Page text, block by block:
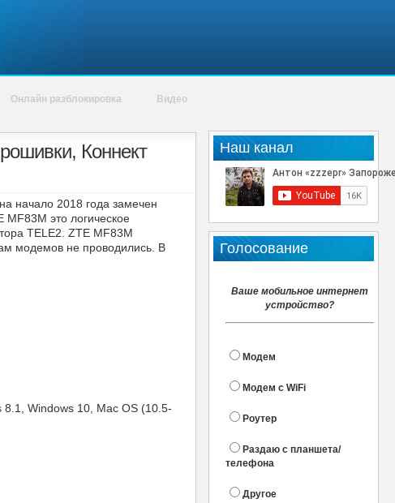
Онлайн разблокировка Видео
Наш канал
Голосование
Ваше мобильное интернет
устройство?
Модем
Модем с WiFi
Роутер
Раздаю с планшета/
телефона
Другое
Коннект
начало 2018 года замечен
это логическое
TELE2. ZTE MF83M
модемов не проводились. В
Windows 10, Mac OS (10.5-